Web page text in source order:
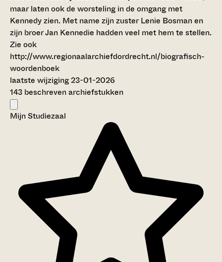
maar laten ook de worsteling in de omgang met
Kennedy zien. Met name zijn zuster Lenie Bosman en
zijn broer Jan Kennedie hadden veel met hem te stellen.
Zie ook
http://www.regionaalarchiefdordrecht.nl/biografisch-
woordenboek
laatste wijziging 23-01-2026
143 beschreven archiefstukken
Mijn Studiezaal